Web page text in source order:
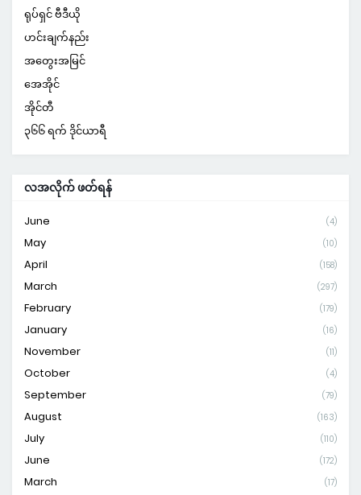
ရုပ်ရှင် ဗီဒီယို
ဟင်းချက်နည်း
အတွေးအမြင်
အေအိုင်
အိုင်တီ
၃၆၆ ရက် ဒိုင်ယာရီ
လအလိုက် ဖတ်ရန်
June (4)
May (10)
April (158)
March (297)
February (179)
January (16)
November (11)
October (4)
September (79)
August (163)
July (110)
June (172)
March (17)